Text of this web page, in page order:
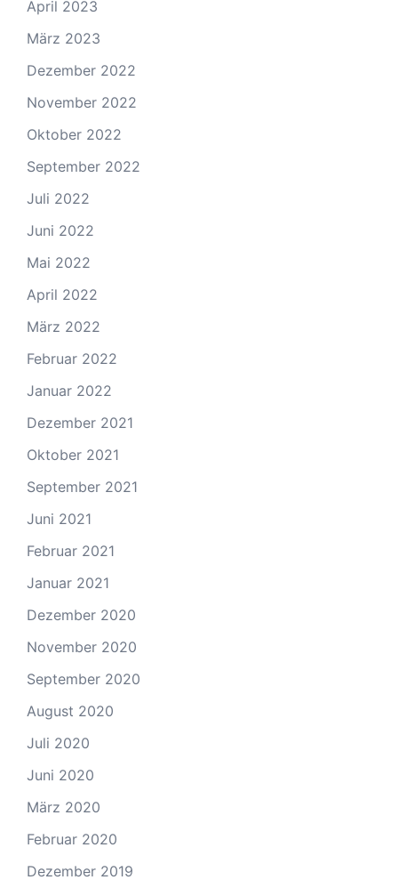
April 2023
März 2023
Dezember 2022
November 2022
Oktober 2022
September 2022
Juli 2022
Juni 2022
Mai 2022
April 2022
März 2022
Februar 2022
Januar 2022
Dezember 2021
Oktober 2021
September 2021
Juni 2021
Februar 2021
Januar 2021
Dezember 2020
November 2020
September 2020
August 2020
Juli 2020
Juni 2020
März 2020
Februar 2020
Dezember 2019